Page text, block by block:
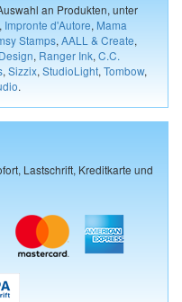
an Produkten, unter
, Impronte d'Autore, Mama
Stamps, AALL & Create,
, Ranger Ink, C.C.
, Sizzix, StudioLight, Tombow,
.
Lastschrift, Kreditkarte und